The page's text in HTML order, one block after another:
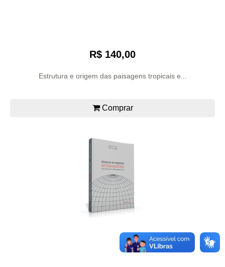
R$ 140,00
Estrutura e origem das paisagens tropicais e...
Comprar